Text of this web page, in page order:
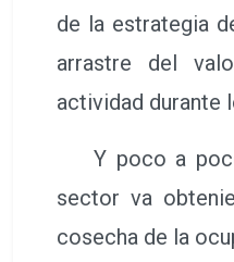
de la estrategia
arrastre del
actividad durante
Y poco a
sector va
cosecha de la